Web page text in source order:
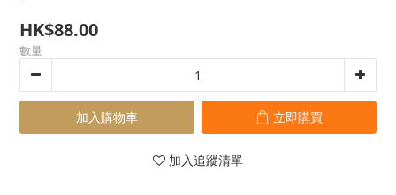
HK$88.00
數量
加入購物車 立即購買
加入追蹤清單